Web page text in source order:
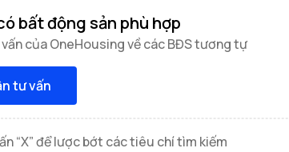
bất động sản phù hợp
của OneHousing về các BĐS tương tự
tư vấn
“X” để lược bớt các tiêu chí tìm kiếm